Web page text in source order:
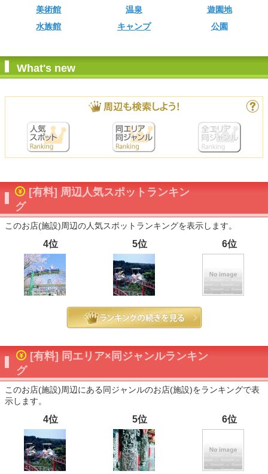
美術館 温泉
遊園地
水族館
キャンプ 公園
What's new
[有料] 周辺人気スポットランキン
グ
このお店(施設)周辺の人気スポットランキングを表示します。
4位 5位 6位
[有料] 同エリア×同ジャンルランキン
グ
このお店(施設)周辺にある同ジャンルのお店(施設)をランキングで表
示します。
4位 5位 6位